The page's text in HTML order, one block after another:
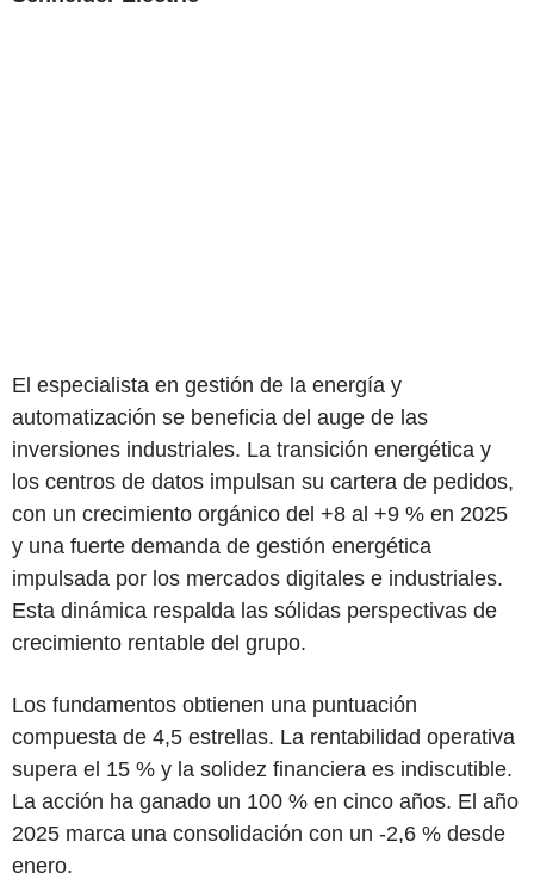
El especialista en gestión de la energía y
automatización se beneficia del auge de las
inversiones industriales. La transición energética y
los centros de datos impulsan su cartera de pedidos,
con un crecimiento orgánico del +8 al +9 % en 2025
y una fuerte demanda de gestión energética
impulsada por los mercados digitales e industriales.
Esta dinámica respalda las sólidas perspectivas de
crecimiento rentable del grupo.
Los fundamentos obtienen una puntuación
compuesta de 4,5 estrellas. La rentabilidad operativa
supera el 15 % y la solidez financiera es indiscutible.
La acción ha ganado un 100 % en cinco años. El año
2025 marca una consolidación con un -2,6 % desde
enero.